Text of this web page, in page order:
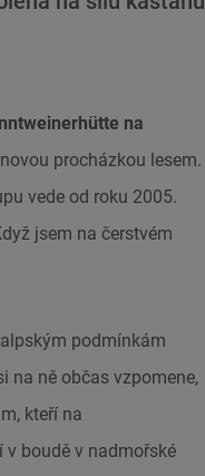
na
procházkou lesem.
vede od roku 2005.
jsem na čerstvém
podmínkám
na ně občas vzpomene,
kteří na
v boudě v nadmořské